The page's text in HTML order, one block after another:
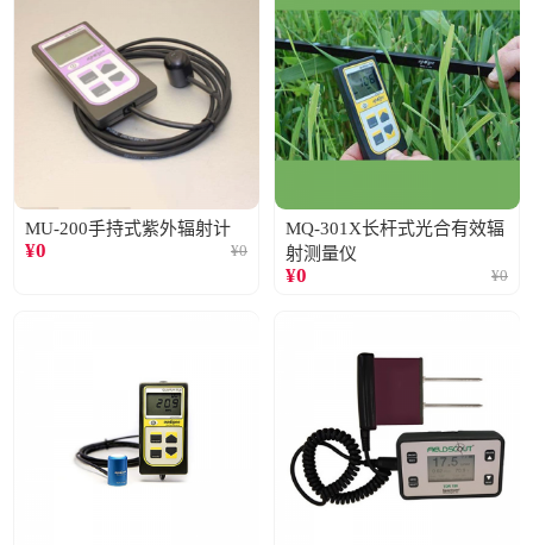
MU-200手持式紫外辐射计
¥0 ¥0
MQ-301X长杆式光合有效辐
射测量仪
¥0 ¥0